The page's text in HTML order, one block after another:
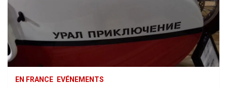
EN FRANCE EVÉNEMENTS